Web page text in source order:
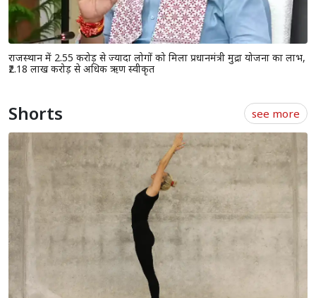
राजस्थान में 2.55 करोड़ से ज्यादा लोगों को मिला प्रधानमंत्री मुद्रा योजना का लाभ,
₹2.18 लाख करोड़ से अधिक ऋण स्वीकृत
Shorts see more